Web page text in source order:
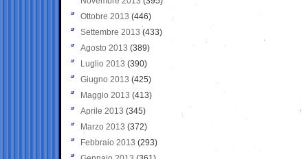
Ottobre 2013 (446)
Settembre 2013 (433)
Agosto 2013 (389)
Luglio 2013 (390)
Giugno 2013 (425)
Maggio 2013 (413)
Aprile 2013 (345)
Marzo 2013 (372)
Febbraio 2013 (293)